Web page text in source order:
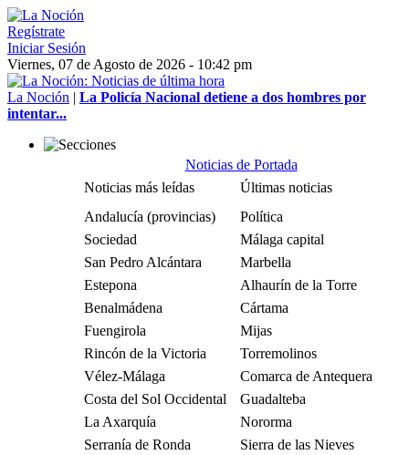
Regístrate
Iniciar Sesión
Viernes, 07 de Agosto de 2026 - 10:42 pm
La Noción | La Policía Nacional detiene a dos hombres por
intentar...
Noticias de Portada
Noticias más leídas
Últimas noticias
Andalucía (provincias)
Política
Sociedad
Málaga capital
San Pedro Alcántara
Marbella
Estepona
Alhaurín de la Torre
Benalmádena
Cártama
Fuengirola
Mijas
Rincón de la Victoria
Torremolinos
Vélez-Málaga
Comarca de Antequera
Costa del Sol Occidental
Guadalteba
La Axarquía
Nororma
Serranía de Ronda
Sierra de las Nieves